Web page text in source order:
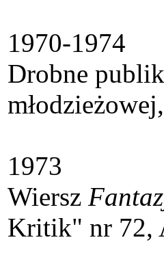
1970-1974
Drobne
1973
Wiersz
Kritik" nr 72,